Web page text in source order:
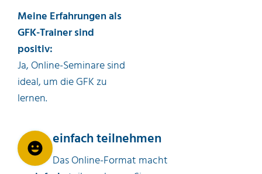
Meine Erfahrungen als
GFK-Trainer sind
positiv:
Ja, Online-Seminare sind
ideal, um die GFK zu
lernen.
einfach teilnehmen
Das Online-Format macht